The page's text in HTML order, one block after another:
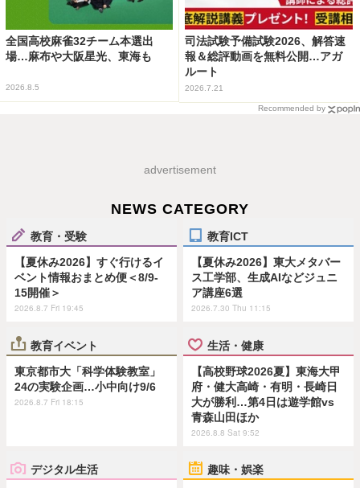
全国高校麻雀32チーム本選出
場…麻布や大阪星光、東海も
2026.8.5
司法試験予備試験2026、解答速
報＆総評動画を無料公開…アガ
ルート
2026.7.21
Recommended by
advertisement
NEWS CATEGORY
教育・受験
【夏休み2026】すぐ行けるイ
ベント情報おまとめ便＜8/9-
15開催＞
2026.8.7 Fri 19:45
教育ICT
【夏休み2026】東大メタバー
ス工学部、生成AIなどジュニ
ア講座6選
2026.7.30 Thu 11:15
教育イベント
東京都市大「科学体験教室」
24の実験企画…小中向け9/6
2026.8.7 Fri 18:15
生活・健康
【高校野球2026夏】東海大甲
府・健大高崎・有明・長崎日
大が勝利…第4日は遊学館vs
青森山田ほか
2026.8.8 Sat 9:52
デジタル生活 趣味・娯楽